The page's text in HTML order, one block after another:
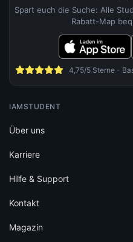
Spart euch die Suche: Alle
Rabatt-Map
4,75/5 Sterne -
IAMSTUDENT
Über uns
Karriere
Hilfe & Support
Kontakt
Magazin